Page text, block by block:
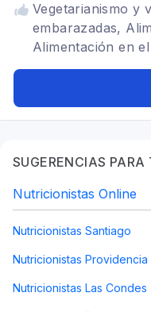
Vegetarianismo y
embarazadas,
Alimentación en
SUGERENCIAS PARA
Nutricionistas Online
Nutricionistas Santiago
Nutricionistas Providencia
Nutricionistas Las Condes